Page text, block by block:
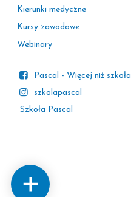
Kierunki medyczne
Kursy zawodowe
Webinary
Pascal - Więcej niż szkoła
szkolapascal
Szkoła Pascal